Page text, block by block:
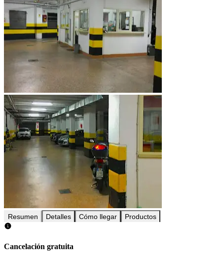
Resumen Detalles Cómo llegar Productos
Cancelación gratuita